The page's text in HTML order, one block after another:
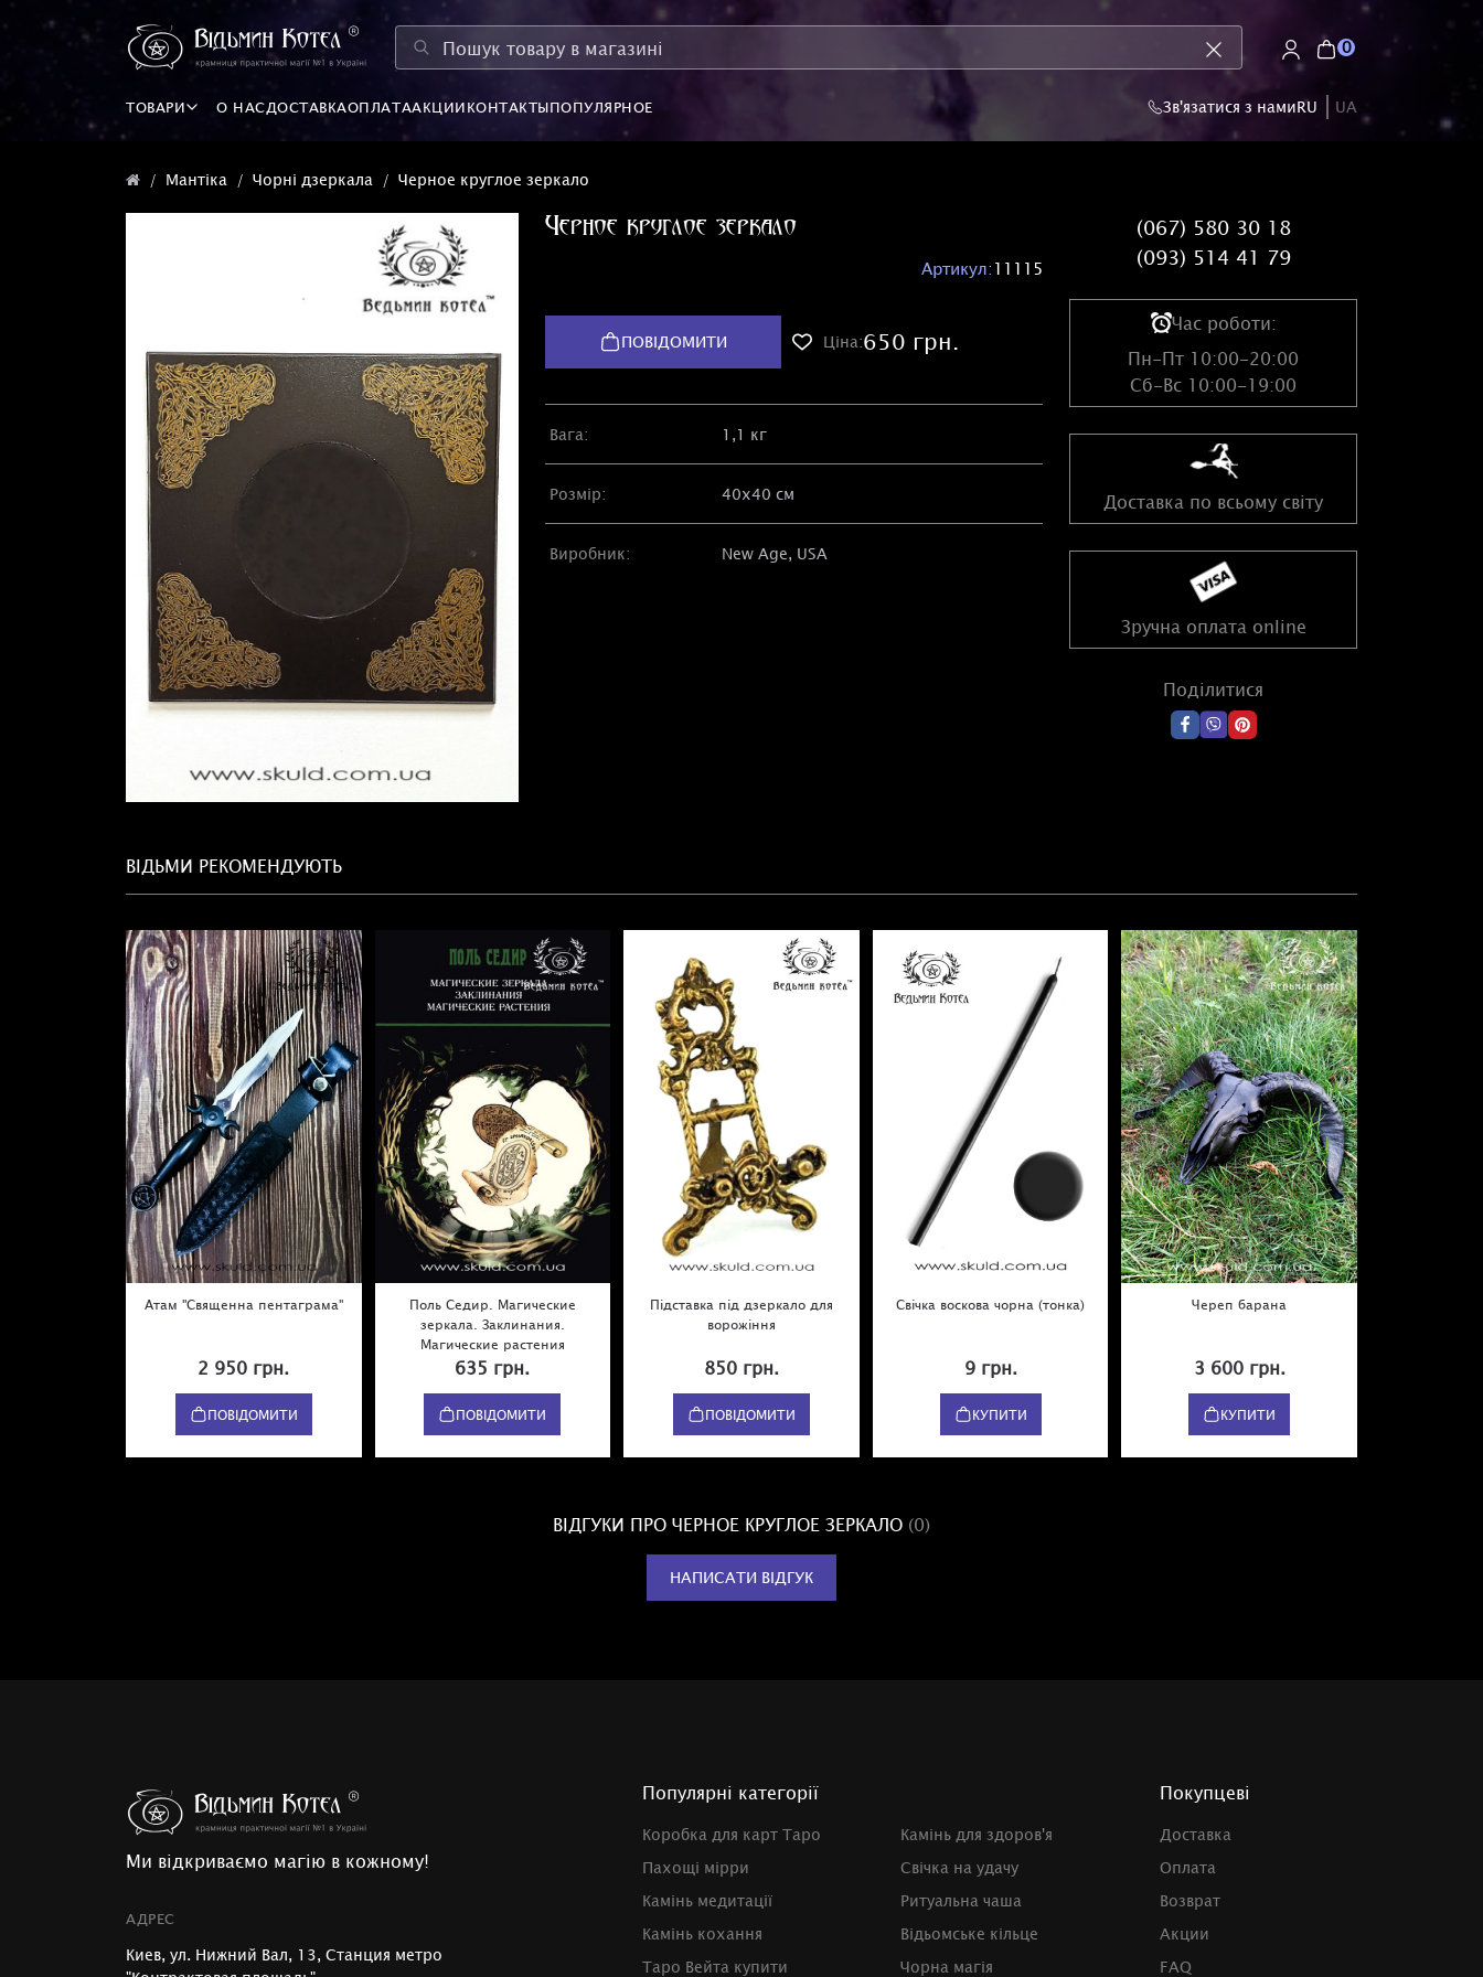
0
ТОВАРИ О НАСДОСТАВКАОПЛАТААКЦИИКОНТАКТЫПОПУЛЯРНОЕ Зв'язатися з намиRU UA
Мантіка Чорні дзеркала Черное круглое зеркало
Черное круглое зеркало
Артикул:11115
ПОВІДОМИТИ Ціна:650 грн.
Вага: 1,1 кг
Розмір: 40х40 см
Виробник: New Age, USA
(067) 580 30 18
(093) 514 41 79
Час роботи:
Пн-Пт 10:00-20:00
Сб-Вс 10:00-19:00
Доставка по всьому світу
Зручна оплата online
Поділитися
ВІДЬМИ РЕКОМЕНДУЮТЬ
Атам "Священна пентаграма"
2 950 грн.
ПОВІДОМИТИ
Поль Седир. Магические
зеркала. Заклинания.
Магические растения
635 грн.
ПОВІДОМИТИ
Підставка під дзеркало для
ворожіння
850 грн.
ПОВІДОМИТИ
Свічка воскова чорна (тонка)
9 грн.
КУПИТИ
Череп барана
3 600 грн.
КУПИТИ
ВІДГУКИ ПРО ЧЕРНОЕ КРУГЛОЕ ЗЕРКАЛО (0)
НАПИСАТИ ВІДГУК
Ми відкриваємо магію в кожному!
АДРЕС
Киев, ул. Нижний Вал, 13, Станция метро
Популярні категорії
Коробка для карт Таро
Камінь для здоров'я
Пахощі мірри
Свічка на удачу
Камінь медитації
Ритуальна чаша
Камінь кохання
Відьомське кільце
Таро Вейта купити
Чорна магія
Покупцеві
Доставка
Оплата
Возврат
Акции
FAQ